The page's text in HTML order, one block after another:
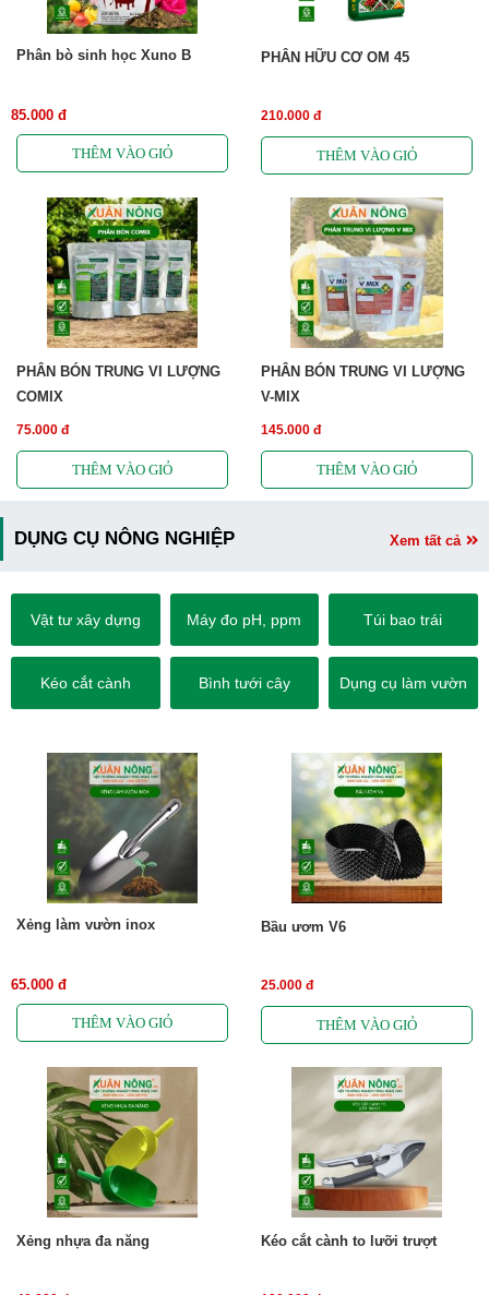
Phân bò sinh học Xuno B
85.000 đ
PHÂN HỮU CƠ OM 45
210.000 đ
PHÂN BÓN TRUNG VI LƯỢNG
COMIX
75.000 đ
PHÂN BÓN TRUNG VI LƯỢNG
V-MIX
145.000 đ
DỤNG CỤ NÔNG NGHIỆP
Vật tư xây dựng Máy đo pH, ppm Túi bao trái
Kéo cắt cành Bình tưới cây Dụng cụ làm vườn
Xẻng làm vườn inox
65.000 đ
Bầu ươm V6
25.000 đ
Xẻng nhựa đa năng Kéo cắt cành to lưỡi trượt
Xem tất cả